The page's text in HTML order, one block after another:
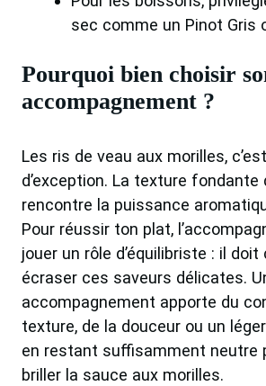
sec comme un Pinot Gris
Pourquoi bien choisir
accompagnement ?
Les ris de veau aux morilles,
d’exception. La texture fondante
rencontre la puissance
Pour réussir ton plat,
jouer un rôle d’équilibriste : il
écraser ces saveurs délicates.
accompagnement apporte du
texture, de la douceur ou un
en restant suffisamment neutre
briller la sauce aux morilles.